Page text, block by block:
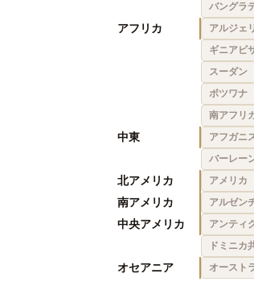
バングラ
アフリカ アルジェ
ギニアビ
スーダン
ボツワナ
南アフリ
中東 アフガニ
バーレー
北アメリカ アメリカ
南アメリカ アルゼン
中央アメリカ アンティ
ドミニカ
オセアニア オースト